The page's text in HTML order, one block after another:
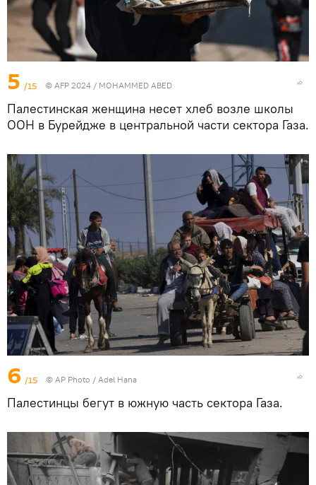
5 /15 © AFP 2024 / MOHAMMED ABED
Палестинская женщина несет хлеб возле школы
ООН в Бурейдже в центральной части сектора Газа.
6 /15 © AP Photo / Adel Hana
Палестинцы бегут в южную часть сектора Газа.